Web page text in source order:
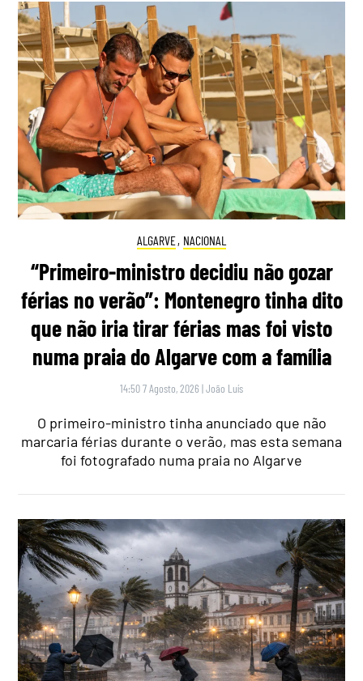
ALGARVE, NACIONAL
“Primeiro-ministro decidiu não gozar
férias no verão”: Montenegro tinha dito
que não iria tirar férias mas foi visto
numa praia do Algarve com a família
14:50 7 Agosto, 2026 |João Luís
O primeiro-ministro tinha anunciado que não
marcaria férias durante o verão, mas esta semana
foi fotografado numa praia no Algarve